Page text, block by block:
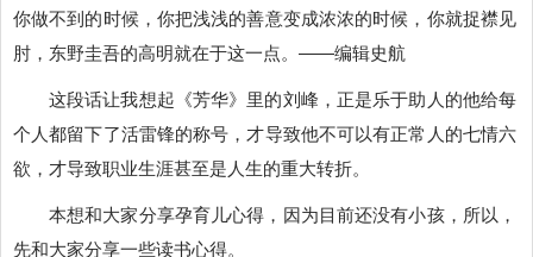
你做不到的时候，你把浅浅的善意变成浓浓的时候，你就捉襟见
肘，东野圭吾的高明就在于这一点。――编辑史航
这段话让我想起《芳华》里的刘峰，正是乐于助人的他给每
个人都留下了活雷锋的称号，才导致他不可以有正常人的七情六
欲，才导致职业生涯甚至是人生的重大转折。
本想和大家分享孕育儿心得，因为目前还没有小孩，所以，
先和大家分享一些读书心得。